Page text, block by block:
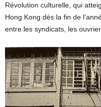
Révolution culturelle, qui
Hong Kong dès la fin de
entre les syndicats, les